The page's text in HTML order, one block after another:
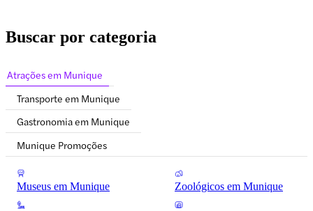
Buscar por categoria
Atrações em Munique
Transporte em Munique
Gastronomia em Munique
Munique Promoções
Museus em Munique Zoológicos em Munique